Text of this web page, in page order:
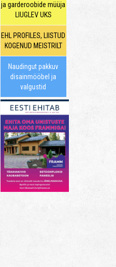
ja garderoobide müüja
LIUGLEV UKS
EHL PROFILES, LIISTUD
KOGENUD MEISTRILT
Naudingut pakkuv
disainmööbel ja
valgustid